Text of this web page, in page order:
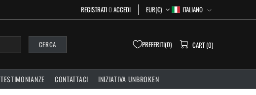
REGISTRATIOACCEDI EUR(€) ITALIANO
CERCA PREFERITI 0 CART (0)
TESTIMONIANZE CONTATTACI INIZIATIVA UNBROKEN